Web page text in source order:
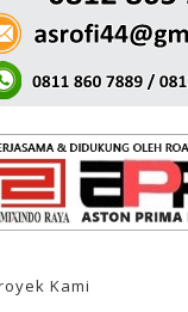
Kami